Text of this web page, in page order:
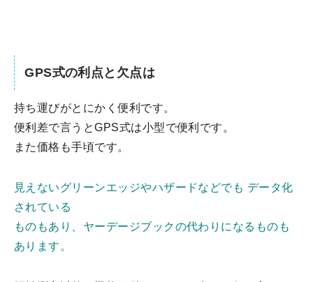
GPS式の利点と欠点は
持ち運びがとにかく便利です。
便利差で言うとGPS式は小型で便利です。
また価格も手頃です。
見えないグリーンエッジやハザードなどでも データ化
されている
ものもあり、ヤーデージブックの代わりになるものも
あります。